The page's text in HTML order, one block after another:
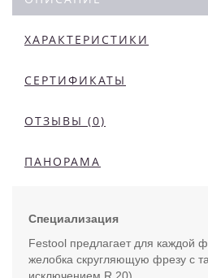
ХАРАКТЕРИСТИКИ
СЕРТИФИКАТЫ
ОТЗЫВЫ (0)
ПАНОРАМА
Специализация
Festool предлагает для каждой
желобка скругляющую фрезу с